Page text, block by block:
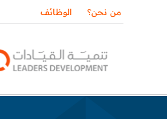
من نحن؟ الوظائف